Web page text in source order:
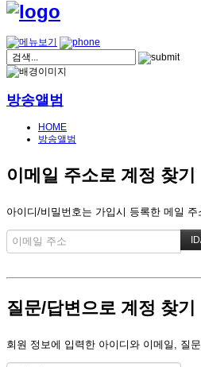
방송앨범
HOME
방송앨범
이메일 주소로 계정 찾기
아이디/비밀번호는 가입시 등록한 메일
질문/답변으로 계정 찾기
회원 정보에 입력한 아이디와 이메일, 질